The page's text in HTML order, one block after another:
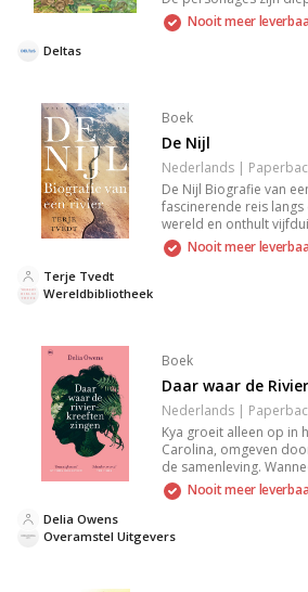
waardoor je met hen
en overwinningen
Nooit meer
Deltas
Boek
De Nijl
De Nijl Biografie van
fascinerende reis
wereld en onthult
politiek en cultuur, van
inzichten in de impact
Nooit meer
Wereldbibliotheek
Terje Tvedt
Boek
Daar waar de
Kya groeit alleen op in
Carolina, omgeven
de samenleving.
twee stadsjongens en
gevonden, raakt ze
acceptatie.
Nooit meer
Overamstel Uitgevers
Delia Owens